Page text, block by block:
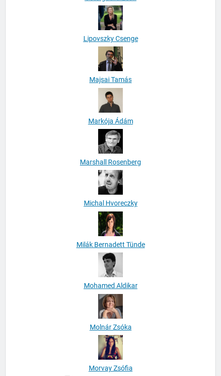
Lipovszky Csenge
Majsai Tamás
Markója Ádám
Marshall Rosenberg
Michal Hvoreczky
Milák Bernadett Tünde
Mohamed Aldikar
Molnár Zsóka
Morvay Zsófia